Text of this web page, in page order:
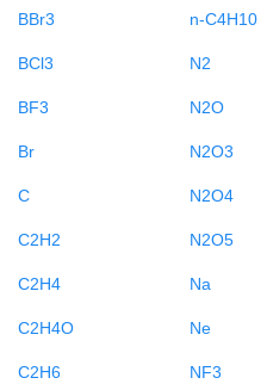
BBr3
BCl3
BF3
Br
C
C2H2
C2H4
C2H4O
C2H6
n-C4H10
N2
N2O
N2O3
N2O4
N2O5
Na
Ne
NF3